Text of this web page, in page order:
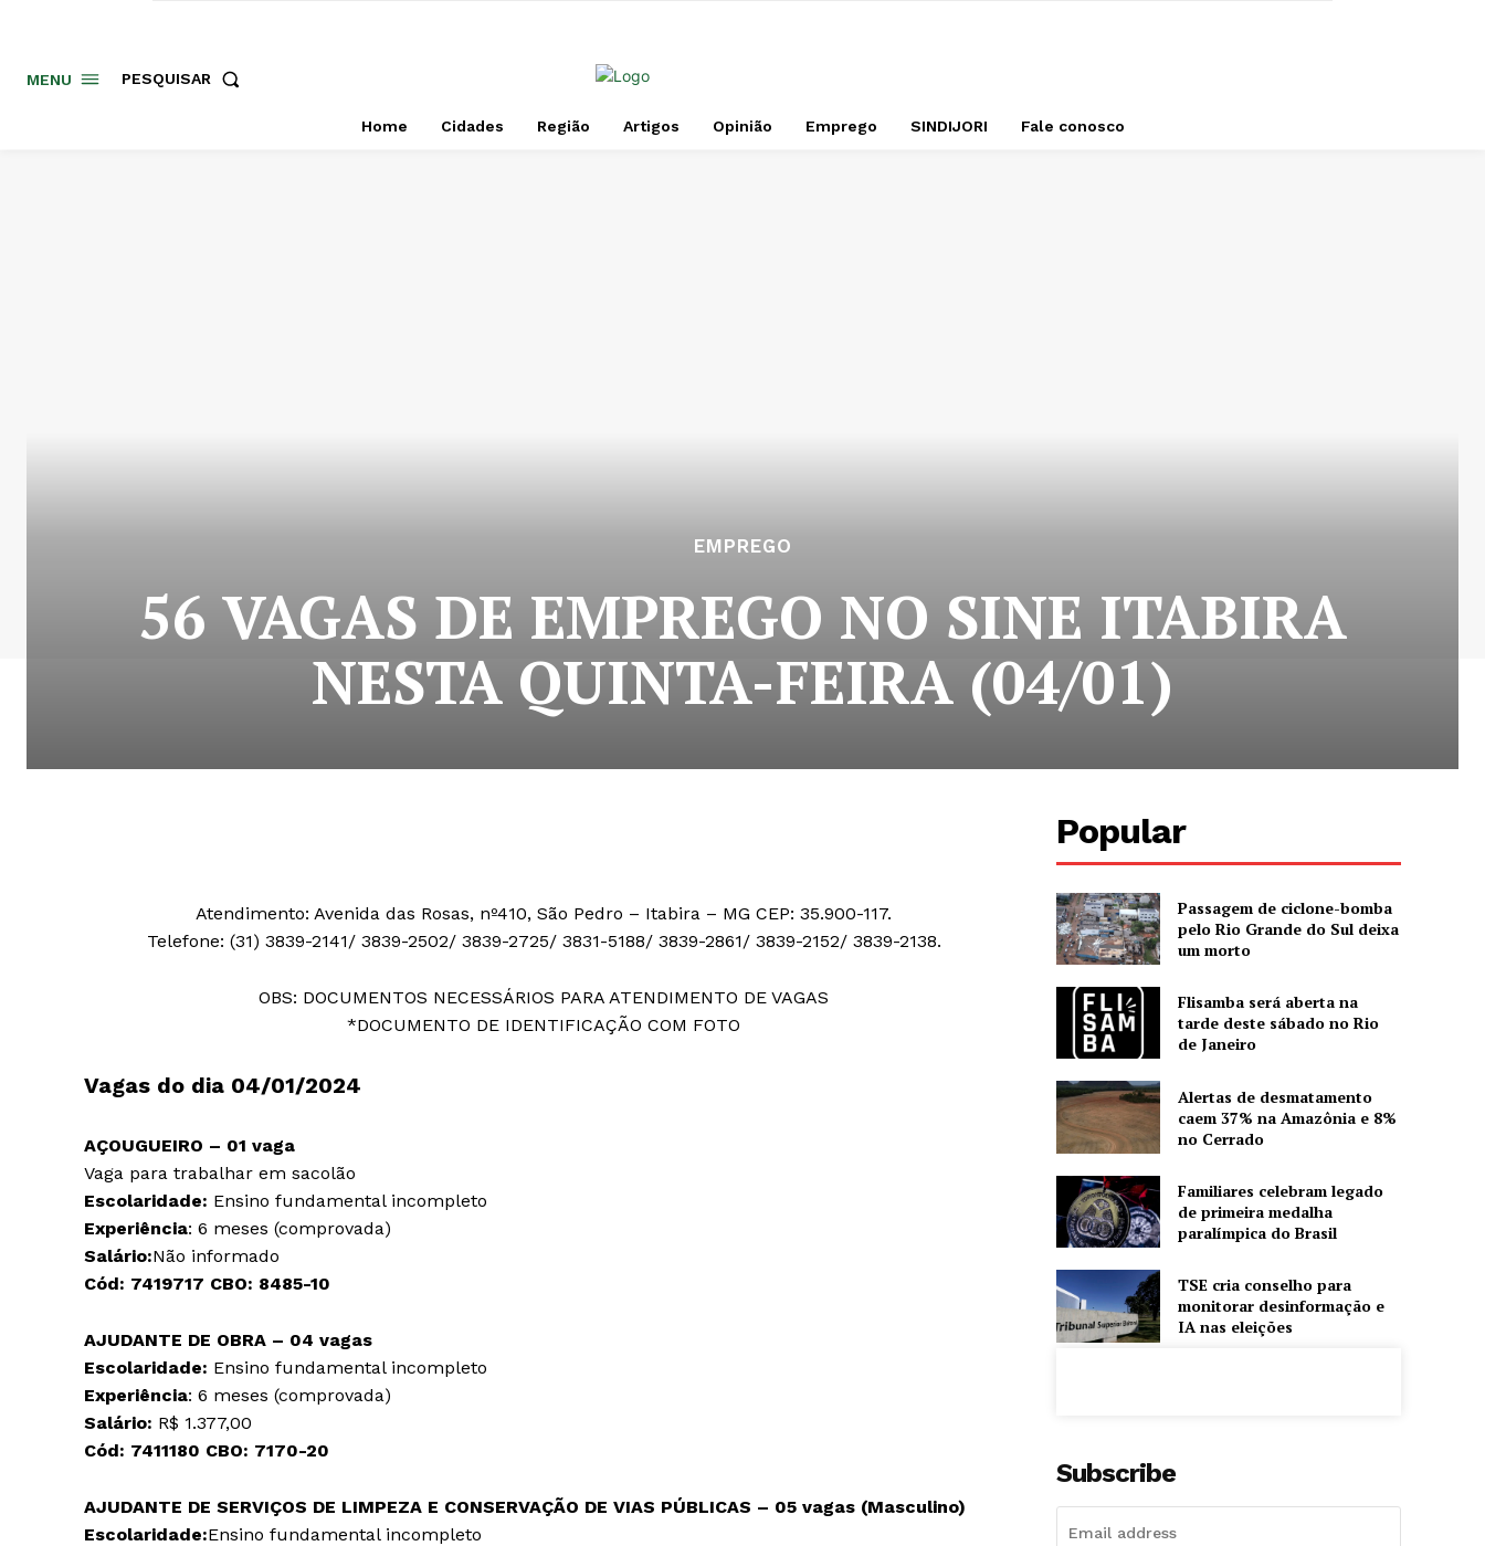
MENU PESQUISAR
Home Cidades Região Artigos Opinião Emprego SINDIJORI Fale conosco
EMPREGO
56 VAGAS DE EMPREGO NO SINE ITABIRA
NESTA QUINTA-FEIRA (04/01)
Atendimento: Avenida das Rosas, nº410, São Pedro – Itabira – MG CEP: 35.900-117.
Telefone: (31) 3839-2141/ 3839-2502/ 3839-2725/ 3831-5188/ 3839-2861/ 3839-2152/ 3839-2138.
OBS: DOCUMENTOS NECESSÁRIOS PARA ATENDIMENTO DE VAGAS
*DOCUMENTO DE IDENTIFICAÇÃO COM FOTO
Vagas do dia 04/01/2024
AÇOUGUEIRO – 01 vaga
Vaga para trabalhar em sacolão
Escolaridade: Ensino fundamental incompleto
Experiência: 6 meses (comprovada)
Salário:Não informado
Cód: 7419717 CBO: 8485-10
AJUDANTE DE OBRA – 04 vagas
Escolaridade: Ensino fundamental incompleto
Experiência: 6 meses (comprovada)
Salário: R$ 1.377,00
Cód: 7411180 CBO: 7170-20
AJUDANTE DE SERVIÇOS DE LIMPEZA E CONSERVAÇÃO DE VIAS PÚBLICAS – 05 vagas (Masculino)
Escolaridade:Ensino fundamental incompleto
Popular
Passagem de ciclone-bomba
pelo Rio Grande do Sul deixa
um morto
Flisamba será aberta na
tarde deste sábado no Rio
de Janeiro
Alertas de desmatamento
caem 37% na Amazônia e 8%
no Cerrado
Familiares celebram legado
de primeira medalha
paralímpica do Brasil
TSE cria conselho para
monitorar desinformação e
IA nas eleições
Subscribe